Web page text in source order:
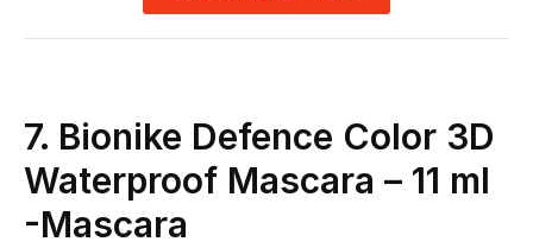
7. Bionike Defence Color 3D
Waterproof Mascara – 11 ml
-Mascara